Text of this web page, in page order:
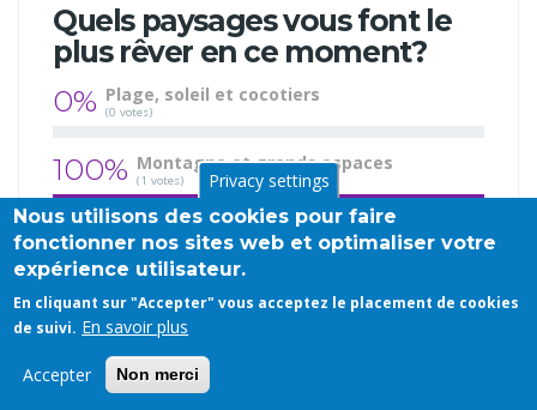
Quels paysages vous font le
plus rêver en ce moment?
0% Plage, soleil et cocotiers
(0 votes)
100% Montagne et grands espaces
(1 votes)
0% Campagne et forêts
(0 votes)
Total votes: 1
Privacy settings
Nous utilisons des cookies pour faire
fonctionner nos sites web et optimaliser votre
expérience utilisateur.
En cliquant sur "Accepter" vous acceptez le placement de cookies
de suivi. En savoir plus
Accepter Non merci